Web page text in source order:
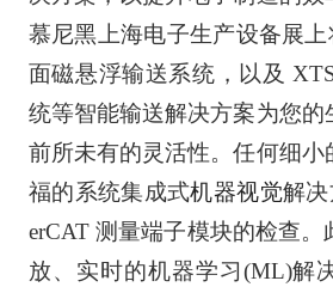
慕尼黑上海电子生产设备展上
面磁悬浮输送系统，以及
统等智能输送解决方案为您的
前所未有的灵活性。任何细小
福的系统集成式机器视觉解
erCAT 测量端子模块的检查
放、实时的机器学习(ML)解